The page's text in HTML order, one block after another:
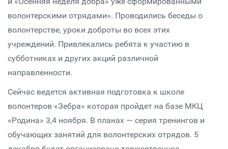
волонтерскими отрядами». Проводились беседы о
волонтерстве, уроки доброты во всех этих
учреждений. Привлекались ребята к участию в
субботниках и других акций различной
направленности.
Сейчас ведется активная подготовка к школе
волонтеров «Зебра» которая пройдет на базе МКЦ
«Родина» 3,4 ноября. В планах — серия тренингов и
обучающих занятий для волонтерских отрядов. 5